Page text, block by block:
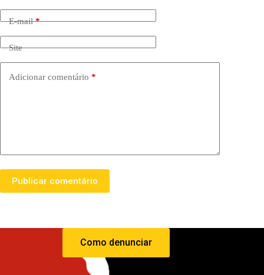
E-mail*
Site
Adicionar comentário *
Publicar comentário
Como denunciar